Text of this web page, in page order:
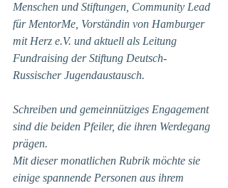
Menschen und Stiftungen, Community Lead
für MentorMe, Vorständin von Hamburger
mit Herz e.V. und aktuell als Leitung
Fundraising der Stiftung Deutsch-
Russischer Jugendaustausch.
Schreiben und gemeinnütziges Engagement
sind die beiden Pfeiler, die ihren Werdegang
prägen.
Mit dieser monatlichen Rubrik möchte sie
einige spannende Personen aus ihrem